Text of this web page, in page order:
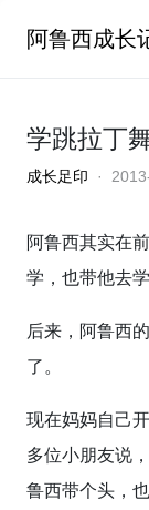
阿鲁西成长
学跳拉丁
成长足印 ·
阿鲁西其实在
学，也带他去学
后来，阿鲁西
了。
现在妈妈自己
多位小朋友说
鲁西带个头，